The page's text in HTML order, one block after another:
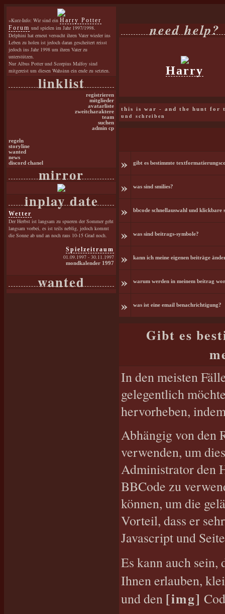
»Kurz-Info: Wir sind ein Harry Potter
Forum und spielen im Jahr 1997/1998.
Delphini hat erneut versucht ihren Vater wieder ins
Leben zu holen ist jedoch daran gescheitert reisst
jedoch ins Jahr 1998 um ihren Vater zu
unterstützen.
Nur Albus Potter und Scorpius Malfoy sind
mitgereist um diesen Wahsinn ein ende zu setzten.
linklist
registrieren
mitglieder
avatarliste
zweitcharaktere
team
suchen
admin cp
regeln
storyline
wanted
news
discord chanel
mirror
inplay date
Wetter
Der Herbst ist langsam zu spueren der Sommer geht
langsam vorbei, es ist teils neblig, jedoch kommt
die Sonne ab und an noch raus 10-15 Grad noch.
Spielzeitraum
01.09.1997 - 30.11.1997
mondkalender 1997
wanted
need help?
Harry
this is war - and the hunt for
und schreiben
» gibt es bestimmte
» was sind smilies?
» bbcode schnellauswahl und klickbare
» was sind beitrags-symbole?
» kann ich meine eigenen beiträge
» warum werden in meinem beitrag
» was ist eine email benachrichtigung?
Gibt es
In den meisten
gelegentlich
hervorheben,
Abhängig von den
verwenden, um
Administrator den
BBCode zu
können, um die
Vorteil, dass er
Javascript und
Es kann auch
Ihnen erlauben,
und den [img]